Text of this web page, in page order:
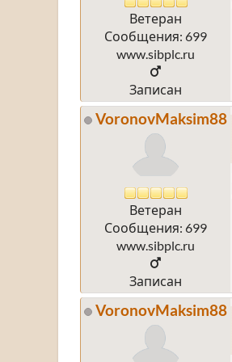
Ветеран
Сообщения: 699
www.sibplc.ru
Записан
VoronovMaksim88
Ветеран
Сообщения: 699
www.sibplc.ru
Записан
VoronovMaksim88